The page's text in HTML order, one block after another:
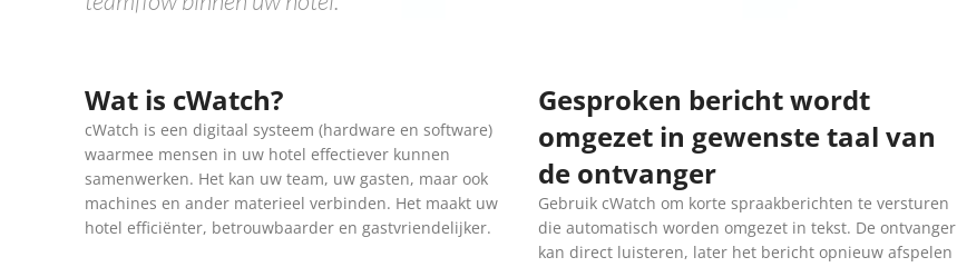
Wat is cWatch?
cWatch is een digitaal systeem (hardware en software)
waarmee mensen in uw hotel effectiever kunnen
samenwerken. Het kan uw team, uw gasten, maar ook
machines en ander materieel verbinden. Het maakt uw
hotel efficiënter, betrouwbaarder en gastvriendelijker.
Gesproken bericht wordt
omgezet in gewenste taal van
de ontvanger
Gebruik cWatch om korte spraakberichten te versturen
die automatisch worden omgezet in tekst. De ontvanger
kan direct luisteren, later het bericht opnieuw afspelen